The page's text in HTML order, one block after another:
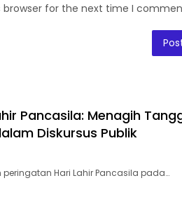
browser for the next time I
Pancasila: Menagih
Diskursus Publik
Hari Lahir Pancasila pada…